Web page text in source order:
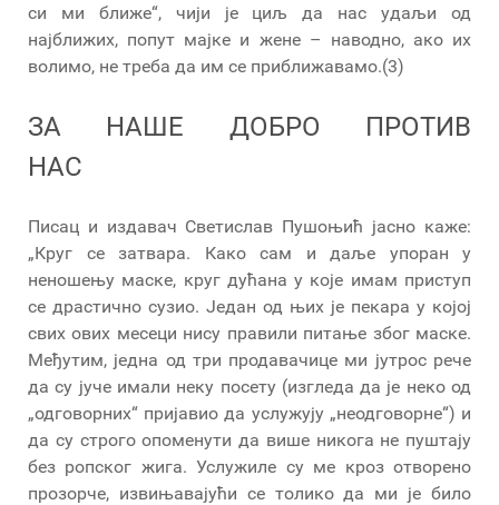
си ми ближе“, чији је циљ да нас удаљи од
најближих, попут мајке и жене – наводно, ако их
волимо, не треба да им се приближавамо.(3)
ЗА НАШЕ ДОБРО ПРОТИВ
НАС
Писац и издавач Светислав Пушоњић јасно каже:
„Круг се затвара. Како сам и даље упоран у
неношењу маске, круг дућана у које имам приступ
се драстично сузио. Један од њих је пекара у којој
свих ових месеци нису правили питање због маске.
Међутим, једна од три продавачице ми јутрос рече
да су јуче имали неку посету (изгледа да је неко од
„одговорних“ пријавио да услужују „неодговорне“) и
да су строго опоменути да више никога не пуштају
без ропског жига. Услужиле су ме кроз отворено
прозорче, извињавајући се толико да ми је било